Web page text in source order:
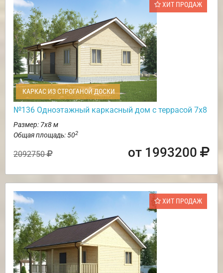
ХИТ ПРОДАЖ
КАРКАС ИЗ СТРОГАНОЙ ДОСКИ
№136 Одноэтажный каркасный дом с террасой 7х8
Размер: 7х8 м
Общая площадь: 502
2092750 от 1993200
ХИТ ПРОДАЖ